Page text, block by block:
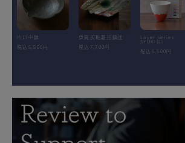
片口中鉢
税込5,500円
伊賀灰釉菱形鎬皿
税込7,700円
Layer.series
SYUKI(L)
税込5,500円